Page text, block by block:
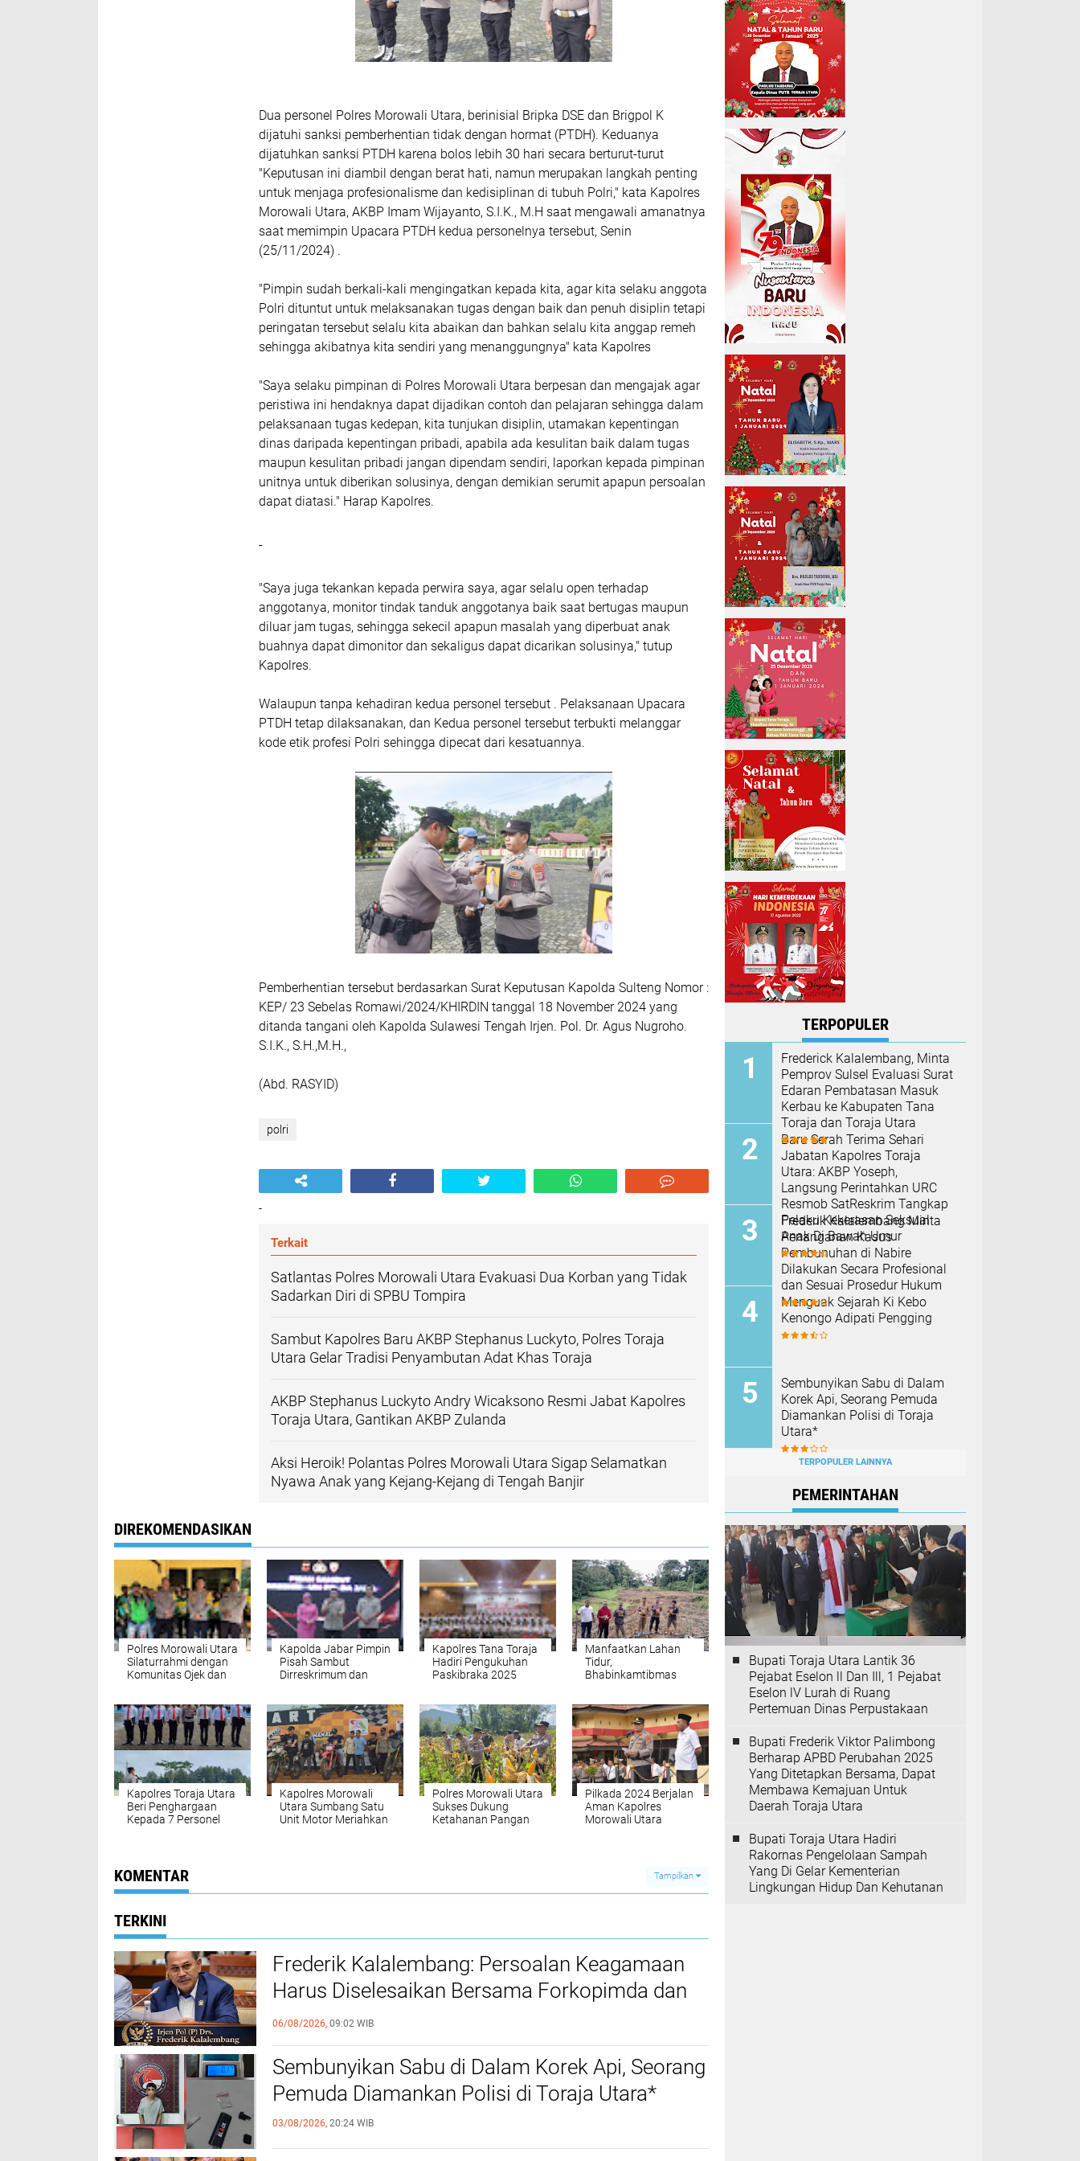
Dua personel Polres Morowali Utara, berinisial Bripka DSE dan Brigpol K
dijatuhi sanksi pemberhentian tidak dengan hormat (PTDH). Keduanya
dijatuhkan sanksi PTDH karena bolos lebih 30 hari secara berturut-turut
"Keputusan ini diambil dengan berat hati, namun merupakan langkah penting
untuk menjaga profesionalisme dan kedisiplinan di tubuh Polri," kata Kapolres
Morowali Utara, AKBP Imam Wijayanto, S.I.K., M.H saat mengawali amanatnya
saat memimpin Upacara PTDH kedua personelnya tersebut, Senin
(25/11/2024) .
"Pimpin sudah berkali-kali mengingatkan kepada kita, agar kita selaku anggota
Polri dituntut untuk melaksanakan tugas dengan baik dan penuh disiplin tetapi
peringatan tersebut selalu kita abaikan dan bahkan selalu kita anggap remeh
sehingga akibatnya kita sendiri yang menanggungnya" kata Kapolres
"Saya selaku pimpinan di Polres Morowali Utara berpesan dan mengajak agar
peristiwa ini hendaknya dapat dijadikan contoh dan pelajaran sehingga dalam
pelaksanaan tugas kedepan, kita tunjukan disiplin, utamakan kepentingan
dinas daripada kepentingan pribadi, apabila ada kesulitan baik dalam tugas
maupun kesulitan pribadi jangan dipendam sendiri, laporkan kepada pimpinan
unitnya untuk diberikan solusinya, dengan demikian serumit apapun persoalan
dapat diatasi." Harap Kapolres.
-
"Saya juga tekankan kepada perwira saya, agar selalu open terhadap
anggotanya, monitor tindak tanduk anggotanya baik saat bertugas maupun
diluar jam tugas, sehingga sekecil apapun masalah yang diperbuat anak
buahnya dapat dimonitor dan sekaligus dapat dicarikan solusinya," tutup
Kapolres.
Walaupun tanpa kehadiran kedua personel tersebut . Pelaksanaan Upacara
PTDH tetap dilaksanakan, dan Kedua personel tersebut terbukti melanggar
kode etik profesi Polri sehingga dipecat dari kesatuannya.
Pemberhentian tersebut berdasarkan Surat Keputusan Kapolda Sulteng Nomor :
KEP/ 23 Sebelas Romawi/2024/KHIRDIN tanggal 18 November 2024 yang
ditanda tangani oleh Kapolda Sulawesi Tengah Irjen. Pol. Dr. Agus Nugroho.
S.I.K., S.H.,M.H.,
(Abd. RASYID)
polri
-
Terkait
Satlantas Polres Morowali Utara Evakuasi Dua Korban yang Tidak
Sadarkan Diri di SPBU Tompira
Sambut Kapolres Baru AKBP Stephanus Luckyto, Polres Toraja
Utara Gelar Tradisi Penyambutan Adat Khas Toraja
AKBP Stephanus Luckyto Andry Wicaksono Resmi Jabat Kapolres
Toraja Utara, Gantikan AKBP Zulanda
Aksi Heroik! Polantas Polres Morowali Utara Sigap Selamatkan
Nyawa Anak yang Kejang-Kejang di Tengah Banjir
DIREKOMENDASIKAN
Polres Morowali Utara
Silaturrahmi dengan
Komunitas Ojek dan
Kapolda Jabar Pimpin
Pisah Sambut
Dirreskrimum dan
Kapolres Tana Toraja
Hadiri Pengukuhan
Paskibraka 2025
Manfaatkan Lahan
Tidur,
Bhabinkamtibmas
Setempat dan Warga
Tanam Jagung di
Buntao
Kapolres Toraja Utara
Beri Penghargaan
Kepada 7 Personel
Kapolres Morowali
Utara Sumbang Satu
Unit Motor Meriahkan
Polres Morowali Utara
Sukses Dukung
Ketahanan Pangan
Pilkada 2024 Berjalan
Aman Kapolres
Morowali Utara
KOMENTAR Tampilkan
TERKINI
Frederik Kalalembang: Persoalan Keagamaan
Harus Diselesaikan Bersama Forkopimda dan
FKUB
06/08/2026, 09:02 WIB
Sembunyikan Sabu di Dalam Korek Api, Seorang
Pemuda Diamankan Polisi di Toraja Utara*
03/08/2026, 20:24 WIB
TERPOPULER
Frederick Kalalembang, Minta
Pemprov Sulsel Evaluasi Surat
Edaran Pembatasan Masuk
Kerbau ke Kabupaten Tana
Toraja dan Toraja Utara
Baru Serah Terima Sehari
Jabatan Kapolres Toraja
Utara: AKBP Yoseph,
Langsung Perintahkan URC
Resmob SatReskrim Tangkap
Pelaku Kekerasan Seksual
Anak Di Bawah Umur
Frederik Kalalembang Minta
Penanganan Kasus
Pembunuhan di Nabire
Dilakukan Secara Profesional
dan Sesuai Prosedur Hukum
Menguak Sejarah Ki Kebo
Kenongo Adipati Pengging
Sembunyikan Sabu di Dalam
Korek Api, Seorang Pemuda
Diamankan Polisi di Toraja
Utara*
TERPOPULER LAINNYA
PEMERINTAHAN
Bupati Toraja Utara Lantik 36
Pejabat Eselon ll Dan Ill, 1 Pejabat
Eselon lV Lurah di Ruang
Pertemuan Dinas Perpustakaan
Bupati Frederik Viktor Palimbong
Berharap APBD Perubahan 2025
Yang Ditetapkan Bersama, Dapat
Membawa Kemajuan Untuk
Daerah Toraja Utara
Bupati Toraja Utara Hadiri
Rakornas Pengelolaan Sampah
Yang Di Gelar Kementerian
Lingkungan Hidup Dan Kehutanan